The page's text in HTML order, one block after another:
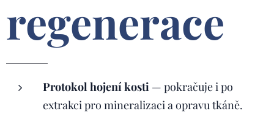
regenerace
Protokol hojení kosti — pokračuje i po
extrakci pro mineralizaci a opravu tkáně.